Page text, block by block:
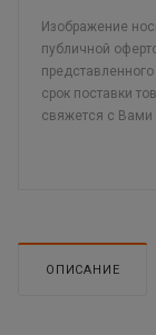
Изображение
публичной
срок поставки
свяжется с Вами
ОПИСАНИЕ